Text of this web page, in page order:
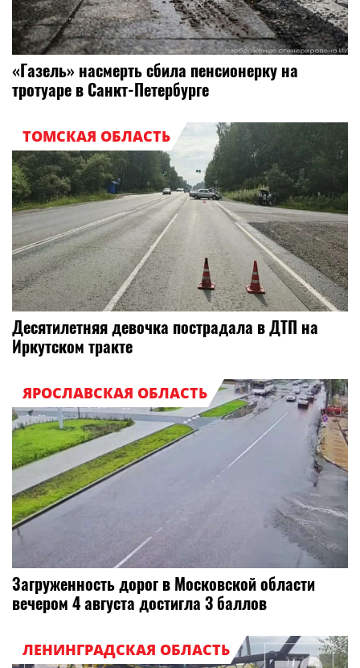
«Газель» насмерть сбила пенсионерку на
тротуаре в Санкт-Петербурге
ТОМСКАЯ ОБЛАСТЬ
Десятилетняя девочка пострадала в ДТП на
Иркутском тракте
ЯРОСЛАВСКАЯ ОБЛАСТЬ
Загруженность дорог в Московской области
вечером 4 августа достигла 3 баллов
ЛЕНИНГРАДСКАЯ ОБЛАСТЬ